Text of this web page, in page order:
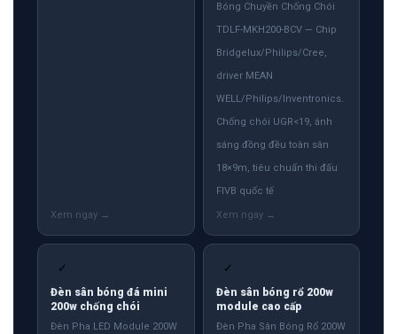
Bóng Chuyền Chống Chói
TDLF-MKH200-BCV — Chip
Bridgelux/Philips/Cree,
driver MEAN
WELL/Philips/Inventronics.
Chống chói UGR<19, ánh
sáng đồng đều toàn sân
18×9m, tiêu chuẩn thi đấu
FIVB quốc tế
✓
Đèn sân bóng đá mini
200w chống chói
Đèn Pha LED Module 200W
✓
Đèn sân bóng rổ 200w
module cao cấp
Đèn Pha Sân Bóng Rổ 200W